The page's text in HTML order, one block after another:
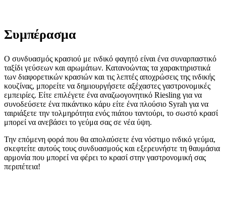
Συμπέρασμα
Ο συνδυασμός κρασιού με ινδικό φαγητό είναι ένα συναρπαστικό
ταξίδι γεύσεων και αρωμάτων. Κατανοώντας τα χαρακτηριστικά
των διαφορετικών κρασιών και τις λεπτές αποχρώσεις της ινδικής
κουζίνας, μπορείτε να δημιουργήσετε αξέχαστες γαστρονομικές
εμπειρίες. Είτε επιλέγετε ένα αναζωογονητικό Riesling για να
συνοδεύσετε ένα πικάντικο κάρυ είτε ένα πλούσιο Syrah για να
ταιριάξετε την τολμηρότητα ενός πιάτου ταντούρι, το σωστό κρασί
μπορεί να ανεβάσει το γεύμα σας σε νέα ύψη.
Την επόμενη φορά που θα απολαύσετε ένα νόστιμο ινδικό γεύμα,
σκεφτείτε αυτούς τους συνδυασμούς και εξερευνήστε τη θαυμάσια
αρμονία που μπορεί να φέρει το κρασί στην γαστρονομική σας
περιπέτεια!